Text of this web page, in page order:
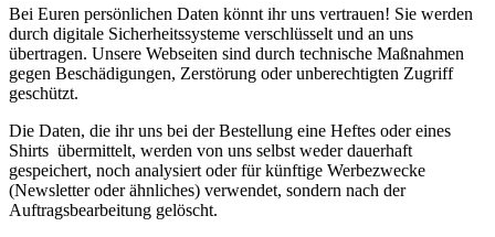
Bei Euren persönlichen Daten könnt ihr uns vertrauen! Sie werden
durch digitale Sicherheitssysteme verschlüsselt und an uns
übertragen. Unsere Webseiten sind durch technische Maßnahmen
gegen Beschädigungen, Zerstörung oder unberechtigten Zugriff
geschützt.
Die Daten, die ihr uns bei der Bestellung eine Heftes oder eines
Shirts übermittelt, werden von uns selbst weder dauerhaft
gespeichert, noch analysiert oder für künftige Werbezwecke
(Newsletter oder ähnliches) verwendet, sondern nach der
Auftragsbearbeitung gelöscht.